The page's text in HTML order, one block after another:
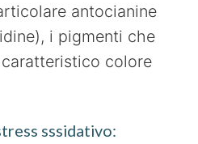
antocianine
i pigmenti che
colore
sssidativo: